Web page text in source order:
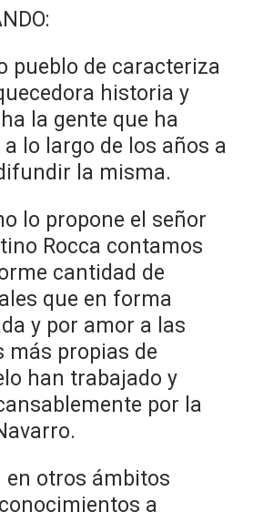
pueblo de caracteriza
historia y
la gente que ha
lo largo de los años a
la misma.
lo propone el señor
Rocca contamos
cantidad de
que en forma
y por amor a las
más propias de
han trabajado y
por la
en otros ámbitos
a